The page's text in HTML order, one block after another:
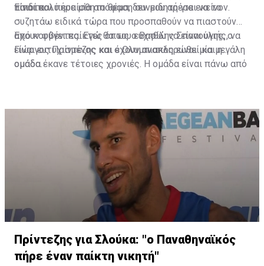
τίποτα.
παιδί και πήρε μία απόφαση συνειδητή για εκείνον.
Είναι πολύ ευαίσθητο θέμα, δεν μου αρέσει να το
συζητάω ειδικά τώρα που προσπαθούν να πιαστούν
από κουβέντες. Εγώ θα του ευχηθώ να είναι υγιής, να
είναι ευτυχισμένος και ο Ολυμπιακός είναι μία μεγάλη
ομάδα.
Έχουν φύγει παίκτες όπως ο Βασίλης Σπανούλης, ο
Γιώργος Πρίντεζης και έχουν αναπληρωθεί και η
ομάδα έκανε τέτοιες χρονιές. Η ομάδα είναι πάνω από
Πρίντεζης για Σλούκα: "ο Παναθηναϊκός
πήρε έναν παίκτη νικητή"